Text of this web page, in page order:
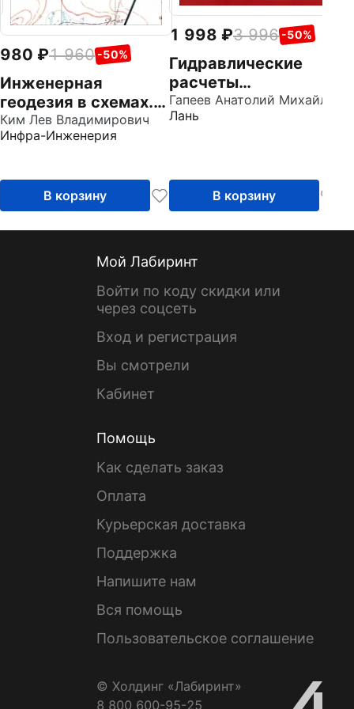
980 1 960 -50%
Инженерная
геодезия в схемах.
Учебное пособие
Ким Лев Владимирович
Инфра-Инженерия
В корзину
1 998 3 996 -50%
Гидравлические
расчеты
судоходных
шлюзов.
Лань
В корзину
Мой Лабиринт
Войти по коду скидки или
через соцсеть
Вход и регистрация
Вы смотрели
Кабинет
Помощь
Как сделать заказ
Оплата
Курьерская доставка
Поддержка
Напишите нам
Вся помощь
Пользовательское соглашение
© Холдинг «Лабиринт»
8 800 600-95-25